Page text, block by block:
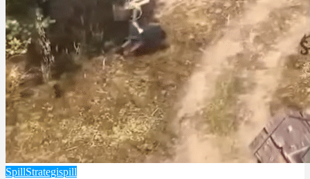
SpillStrategispill